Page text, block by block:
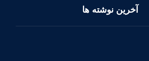
آخرین نوشته ها